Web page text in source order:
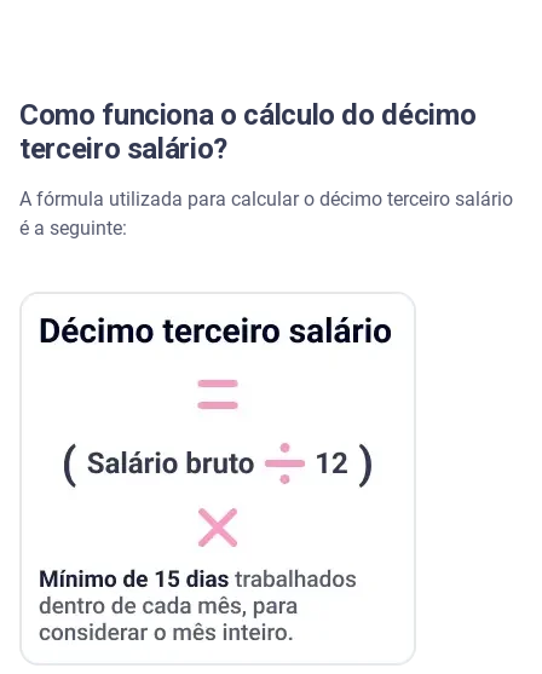
Como funciona o cálculo do décimo
terceiro salário?
A fórmula utilizada para calcular o décimo terceiro salário
é a seguinte: